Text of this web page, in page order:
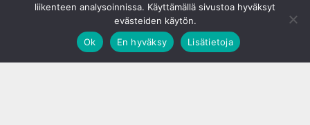
liikenteen analysoinnissa. Käyttämällä sivustoa hyväksyt
evästeiden käytön.
Ok
En hyväksy Lisätietoja